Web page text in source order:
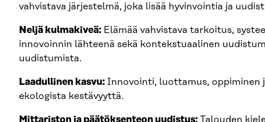
vahvistava järjestelmä, joka lisää hyvinvointia ja
Neljä kulmakiveä: Elämää vahvistava tarkoitus,
innovoinnin lähteenä sekä kontekstuaalinen
uudistumista.
Laadullinen kasvu: Innovointi, luottamus,
ekologista kestävyyttä.
Mittariston ja päätöksenteon uudistus: Talouden